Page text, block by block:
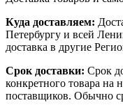
Куда доставляем:
Петербургу и всей
доставка в другие
Срок доставки: Срок
конкретного товара на
поставщиков. Обычно